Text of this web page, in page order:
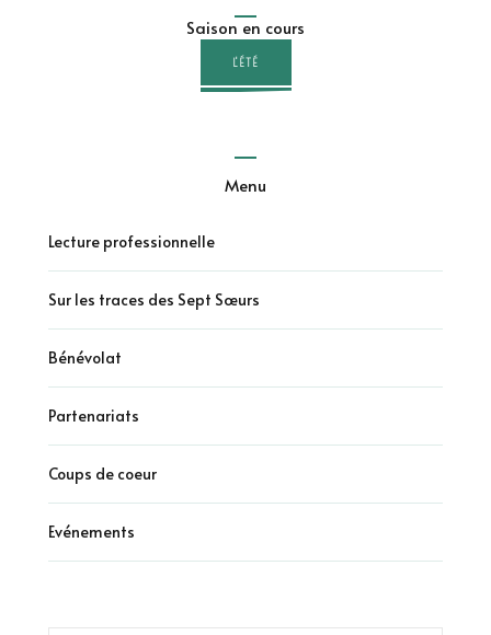
Saison en cours
L'ÉTÉ
Menu
Lecture professionnelle
Sur les traces des Sept Sœurs
Bénévolat
Partenariats
Coups de coeur
Evénements